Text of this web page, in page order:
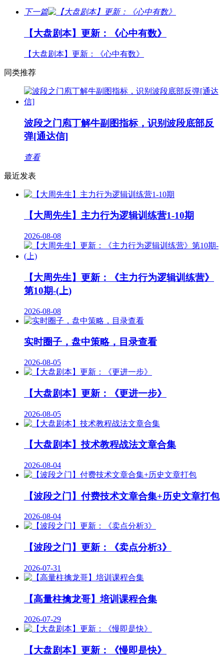
下一篇
【大盘剧本】更新：《心中有数》
【大盘剧本】更新：《心中有数》
同类推荐
波段之门庖丁解牛副图指标，识别波段底部反
弹[通达信]
查看
最近发表
【大周先生】主力行为逻辑训练营1-10期
2026-08-08
【大周先生】更新：《主力行为逻辑训练营》
第10期-(上)
2026-08-08
实时圈子，盘中策略，目录查看
2026-08-05
【大盘剧本】更新：《更进一步》
2026-08-05
【大盘剧本】技术教程战法文章合集
2026-08-04
【波段之门】付费技术文章合集+历史文章打包
2026-08-04
【波段之门】更新：《卖点分析3》
2026-07-31
【高量柱擒龙哥】培训课程合集
2026-07-29
【大盘剧本】更新：《慢即是快》